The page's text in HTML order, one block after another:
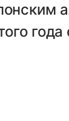
года